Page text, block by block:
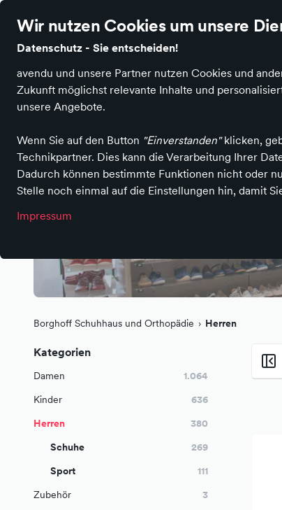
Wir nutzen Cookies um unsere
Datenschutz - Sie entscheiden!
avendu und unsere Partner nutzen Cookies und
Zukunft möglichst relevante Inhalte und
unsere Angebote.
Wenn Sie auf den Button "Einverstanden"klicken,
Technikpartner. Dies kann die Verarbeitung Ihrer
Dadurch können bestimmte Funktionen nicht oder
Stelle noch einmal auf die Einstellungen hin, damit
Impressum
Borghoff Schuhhaus und Orthopädie Herren
Kategorien
Damen
1.064
Kinder
636
Herren
380
Schuhe
269
Sport
111
Zubehör
3